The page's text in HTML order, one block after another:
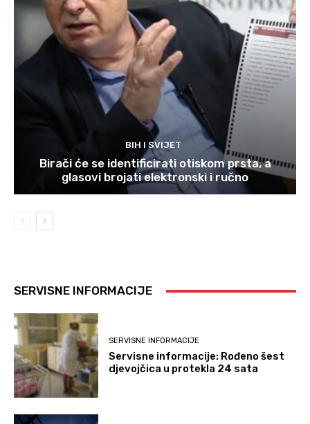
BIH I SVIJET
Birači će se identificirati otiskom prsta, a
glasovi brojati elektronski i ručno
SERVISNE INFORMACIJE
SERVISNE INFORMACIJE
Servisne informacije: Rođeno šest
djevojčica u protekla 24 sata